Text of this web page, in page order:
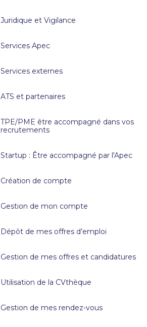
Juridique et Vigilance
Services Apec
Services externes
ATS et partenaires
TPE/PME être accompagné dans vos
recrutements
Startup : Être accompagné par l'Apec
Création de compte
Gestion de mon compte
Dépôt de mes offres d’emploi
Gestion de mes offres et candidatures
Utilisation de la CVthèque
Gestion de mes rendez-vous